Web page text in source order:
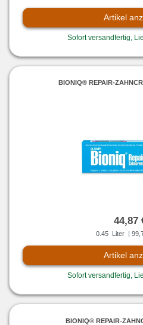
Artikel
Sofort versandfertig,
BIONIQ® REPAIR-
44,87
0.45 Liter |
Artikel
Sofort versandfertig,
BIONIQ® REPAIR-